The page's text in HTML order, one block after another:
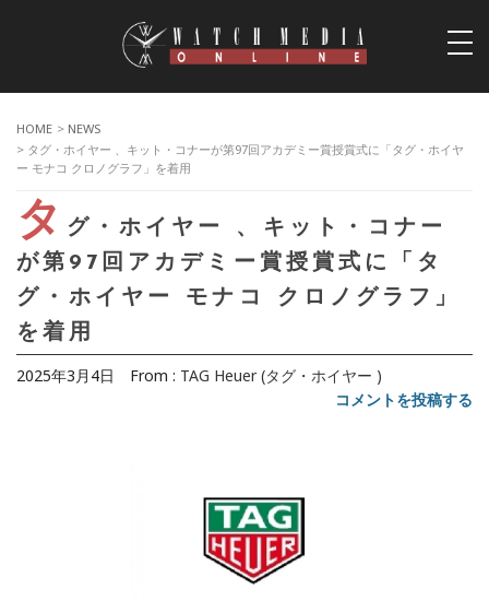
HOME > NEWS
> タグ・ホイヤー 、キット・コナーが第97回アカデミー賞授賞式に「タグ・ホイヤ
ー モナコ クロノグラフ」を着用
タ グ・ホイヤー 、キット・コナー
が第97回アカデミー賞授賞式に「タ
グ・ホイヤー モナコ クロノグラフ」
を着用
2025年3月4日 From : TAG Heuer (タグ・ホイヤー )
コメントを投稿する